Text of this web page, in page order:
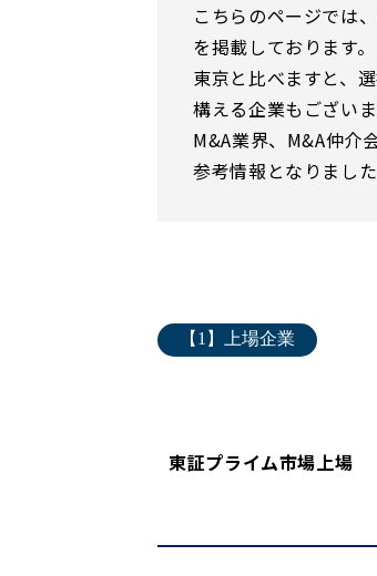
こちらのページでは
を掲載しております。
東京と比べますと、
構える企業もございま
M&A業界、M&A仲介
参考情報となりました
【1】上場企業
東証プライム市場上場